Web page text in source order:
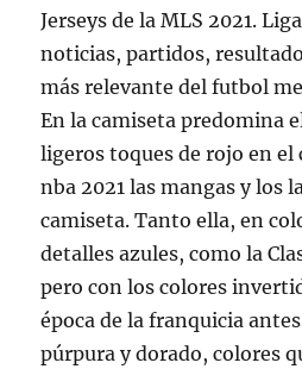
Jerseys de la MLS 2021.
noticias, partidos,
más relevante del futbol
En la camiseta predomina
ligeros toques de rojo en el
nba 2021 las mangas y los
camiseta. Tanto ella, en
detalles azules, como la
pero con los colores
época de la franquicia
púrpura y dorado, colores